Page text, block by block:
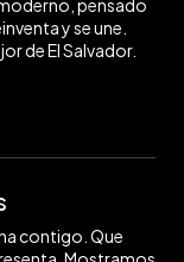
y se une.
de El Salvador.
contigo. Que